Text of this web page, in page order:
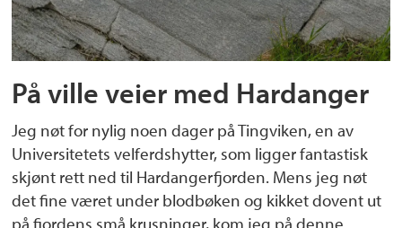
På ville veier med Hardanger
Jeg nøt for nylig noen dager på Tingviken, en av
Universitetets velferdshytter, som ligger fantastisk
skjønt rett ned til Hardangerfjorden. Mens jeg nøt
det fine været under blodbøken og kikket dovent ut